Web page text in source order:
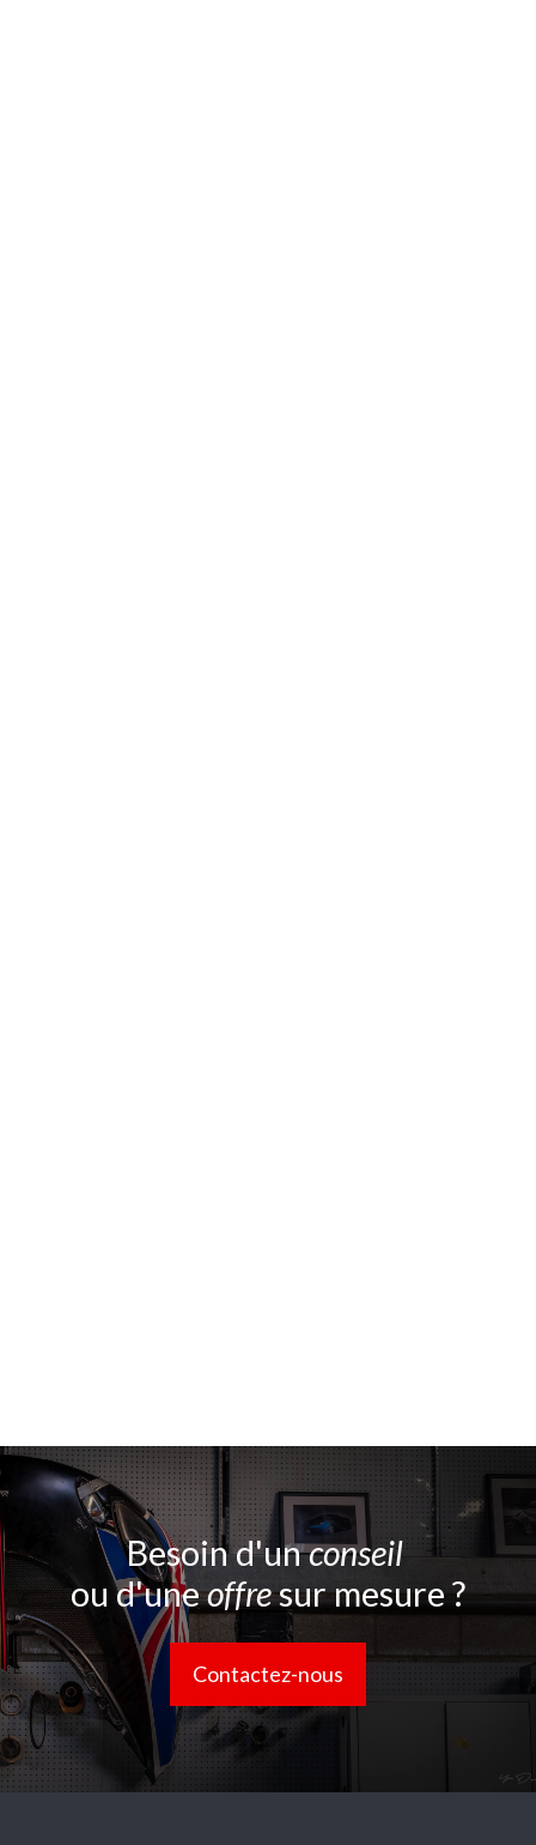
Besoin d'unconseil
ou d'uneoffresur mesure ?
Contactez-nous